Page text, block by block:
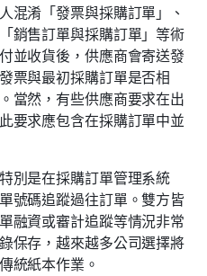
混淆「發票與採購訂單」、
銷售訂單與採購訂單」等術
並收貨後，供應商會寄送發
票與最初採購訂單是否相
當然，有些供應商要求在出
要求應包含在採購訂單中並
別是在採購訂單管理系統
號碼追蹤過往訂單。雙方皆
融資或審計追蹤等情況非常
保存，越來越多公司選擇將
統紙本作業。